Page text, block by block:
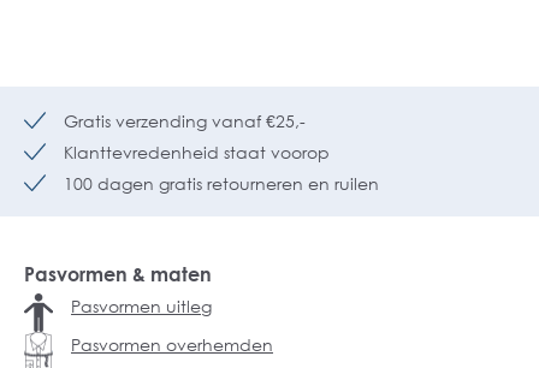
Gratis verzending vanaf €25,-
Klanttevredenheid staat voorop
100 dagen gratis retourneren en ruilen
Pasvormen & maten
Pasvormen uitleg
Pasvormen overhemden